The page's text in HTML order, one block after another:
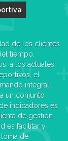
de los clientes
tiempo.
a los actuales
el
integral
un conjunto
indicadores es
de gestión
es facilitar y
de